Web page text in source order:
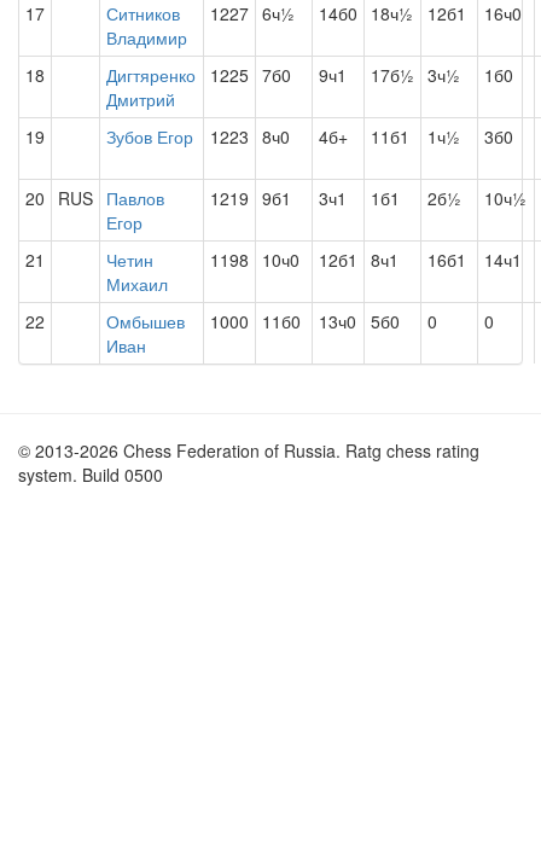
17
Ситников
Владимир
1227 6ч½ 14б0 18ч½ 12б1 16ч0
18
Дигтяренко
Дмитрий
1225 7б0 9ч1 17б½ 3ч½ 1б0
19 Зубов Егор 1223 8ч0 4б+ 11б1 1ч½ 3б0
20 RUS Павлов
Егор
1219 9б1 3ч1 1б1 2б½ 10ч½
21
Четин
Михаил
1198 10ч0 12б1 8ч1 16б1 14ч1
22
Омбышев
Иван
1000 11б0 13ч0 5б0 0 0
© 2013-2026 Chess Federation of Russia. Ratg chess rating
system. Build 0500